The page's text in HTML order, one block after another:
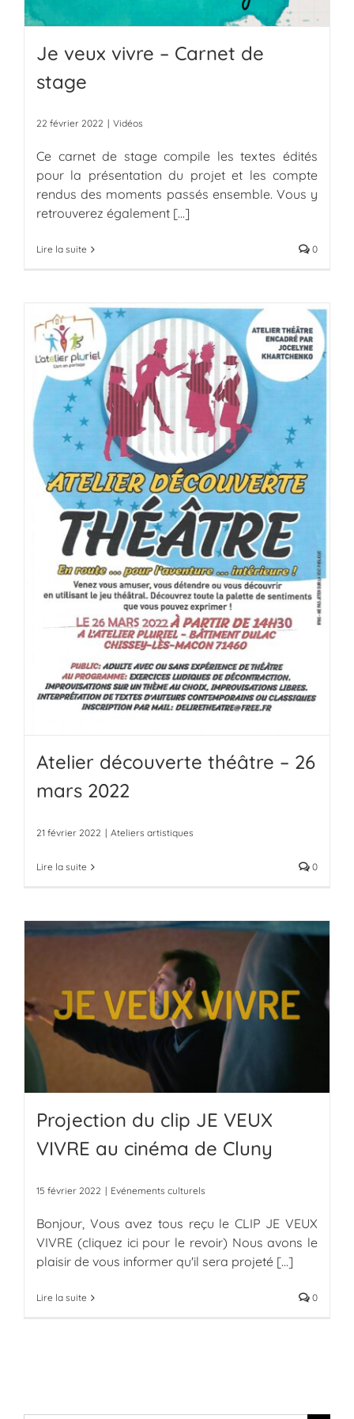
Je veux vivre – Carnet de
stage
22 février 2022 | Vidéos
Ce carnet de stage compile les textes édités
pour la présentation du projet et les compte
rendus des moments passés ensemble. Vous y
retrouverez également [...]
Lire la suite 0
Atelier découverte théâtre – 26
mars 2022
21 février 2022 | Ateliers artistiques
Lire la suite 0
Projection du clip JE VEUX
VIVRE au cinéma de Cluny
15 février 2022 | Evénements culturels
Bonjour, Vous avez tous reçu le CLIP JE VEUX
VIVRE (cliquez ici pour le revoir) Nous avons le
plaisir de vous informer qu'il sera projeté [...]
Lire la suite 0